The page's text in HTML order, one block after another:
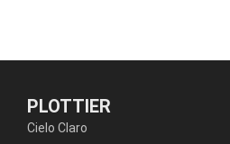
PLOTTIER
Cielo Claro